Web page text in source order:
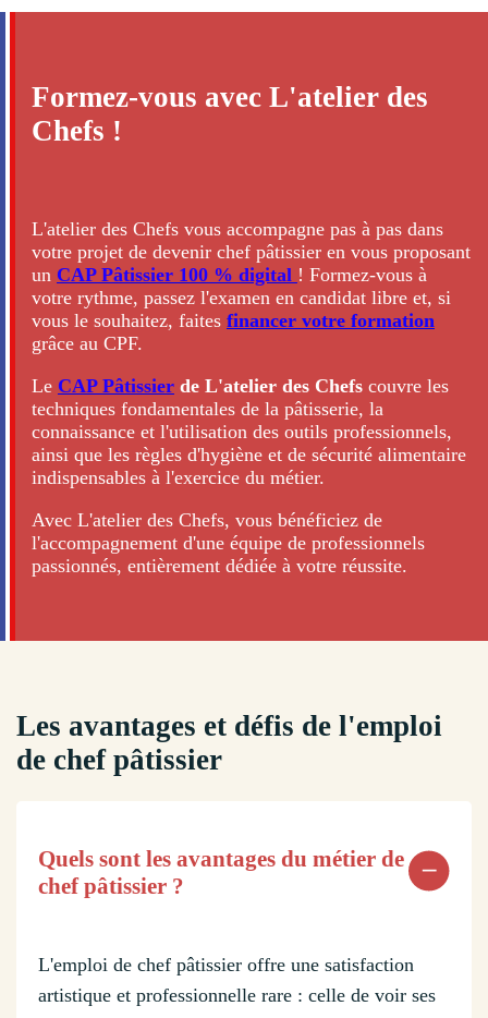
Formez-vous avec L'atelier des
Chefs !
L'atelier des Chefs vous accompagne pas à pas dans
votre projet de devenir chef pâtissier en vous proposant
un CAP Pâtissier 100 % digital ! Formez-vous à
votre rythme, passez l'examen en candidat libre et, si
vous le souhaitez, faites financer votre formation
grâce au CPF.
Le CAP Pâtissierde L'atelier des Chefscouvre les
techniques fondamentales de la pâtisserie, la
connaissance et l'utilisation des outils professionnels,
ainsi que les règles d'hygiène et de sécurité alimentaire
indispensables à l'exercice du métier.
Avec L'atelier des Chefs, vous bénéficiez de
l'accompagnement d'une équipe de professionnels
passionnés, entièrement dédiée à votre réussite.
Les avantages et défis de l'emploi
de chef pâtissier
Quels sont les avantages du métier de
chef pâtissier ?
L'emploi de chef pâtissier offre une satisfaction
artistique et professionnelle rare : celle de voir ses